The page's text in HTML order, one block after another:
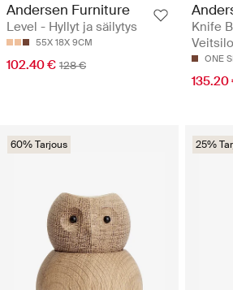
Andersen Furniture
Level - Hyllyt ja säilytys
55X 18X 9CM
102.40 € 128 €
Knife
ONE
135.20
60% Tarjous 25%